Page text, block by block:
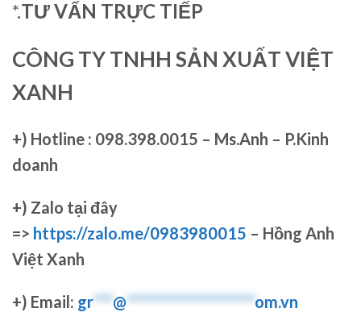
*.TƯ VẤN TRỰC TIẾP
CÔNG TY TNHH SẢN XUẤT VIỆT
XANH
+) Hotline : 098.398.0015 – Ms.Anh – P.Kinh
doanh
+) Zalo tại đây
=> https://zalo.me/0983980015 – Hồng Anh
Việt Xanh
+) Email: gr***@********************om.vn